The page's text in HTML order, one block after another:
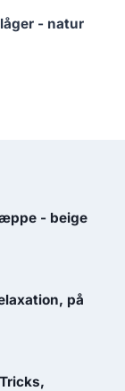
- natur
- beige
på